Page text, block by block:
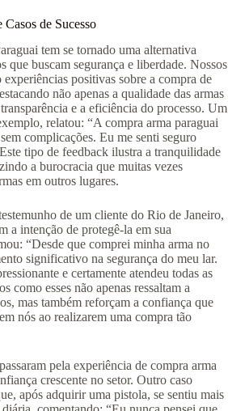
de Sucesso
tem se tornado uma alternativa
que buscam segurança e liberdade. Nossos
positivas sobre a compra de
não apenas a qualidade das armas
e a eficiência do processo. Um
relatou: “A compra arma paraguai
complicações. Eu me senti seguro
tipo de feedback ilustra a tranquilidade
a burocracia que muitas vezes
em outros lugares.
de um cliente do Rio de Janeiro,
a intenção de protegê-la em sua
“Desde que comprei minha arma no
significativo na segurança do meu lar.
e certamente atendeu todas as
como esses não apenas ressaltam a
mas também reforçam a confiança que
nós ao realizarem uma compra tão
pela experiência de compra arma
crescente no setor. Outro caso
após adquirir uma pistola, se sentiu mais